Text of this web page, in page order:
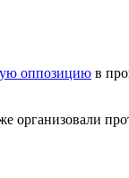
оппозицию в
организовали